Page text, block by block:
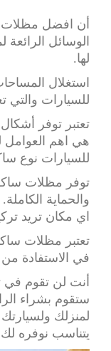
أن افضل مظلات
الوسائل الرائعة
لها.
استغلال
للسيارات والتي
تعتبر توفر
هي اهم
للسيارات نوع
توفر مظلات
والحماية
اي مكان تريد
تعتبر مظلات
في الاستفادة
أنت لن تقوم في
ستقوم بشراء
لمنزلك
يتناسب نوفره